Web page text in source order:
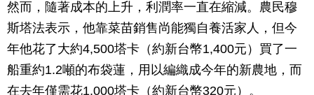
然而，隨著成本的上升，利潤率一直在縮減。農民穆
斯塔法表示，他靠菜苗銷售尚能獨自養活家人，但今
年他花了大約4,500塔卡（約新台幣1,400元）買了一
船重約1.2噸的布袋蓮，用以編織成今年的新農地，而
在去年僅需花1,000塔卡（約新台幣320元）。